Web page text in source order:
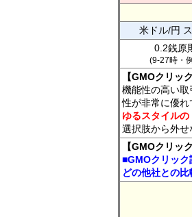
米ドル/円
0.2銭原
(9-27時・
【GMOクリッ
機能性の高い
性が非常に優れ
ゆるスタイル
選択肢から外せ
【GMOクリッ
■GMOクリッ
どの他社との